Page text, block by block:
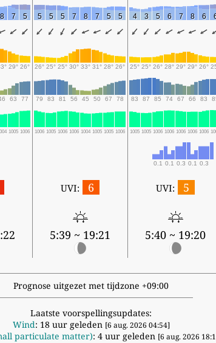
8 7 5 5 5 5 7 8 7 5 5 4 3 5 6 7 8 6
29° 26° 26° 25° 25° 30° 33° 31° 28° 26° 25° 25° 26° 28° 29° 29° 26°
63 77 79 83 81 56 45 50 67 78 83 87 85 74 67 66 83
1005 1006 1006 1005 1006 1006 1004 1005 1005 1006 1005 1005 1006 1006 1006 1006 1006
0.1 0.1 0.3 0.1 0.3
UVI: 6
5:39 ~ 19:21
UVI: 5
5:40 ~ 19:20
Prognose uitgezet met tijdzone +09:00
Laatste voorspellingsupdates:
Wind: 18 uur geleden [6 aug. 2026 04:54]
particulate matter): 4 uur geleden [6 aug. 2026